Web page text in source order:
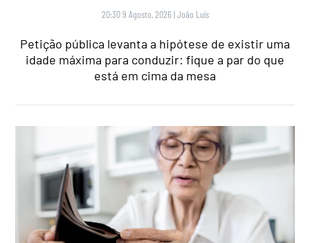
20:30 9 Agosto, 2026 |João Luís
Petição pública levanta a hipótese de existir uma
idade máxima para conduzir: fique a par do que
está em cima da mesa